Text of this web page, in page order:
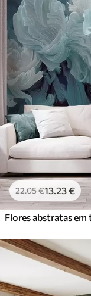
22.05€13 .23€